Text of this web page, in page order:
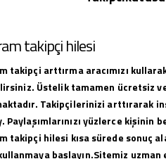
takipçi hilesi
takipçi arttırma aracımızı
Üstelik tamamen ücretsiz
Takipçilerinizi arttırarak
Paylaşımlarınızı yüzlerce kişinin
takipçi hilesi kısa sürede sonuç
başlayın.Sitemiz